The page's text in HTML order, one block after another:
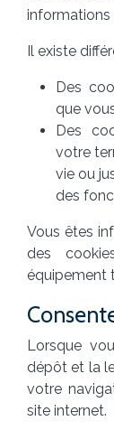
informations
Il existe
Des
que
Des
votre
vie ou
des
Vous êtes
des
équipement
Lorsque
dépôt et la
votre
site internet.